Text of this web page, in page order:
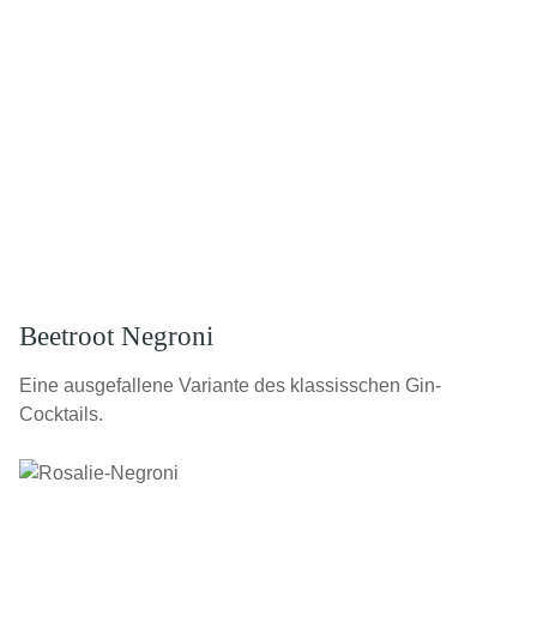
Beetroot Negroni
Eine ausgefallene Variante des klassisschen Gin-
Cocktails.